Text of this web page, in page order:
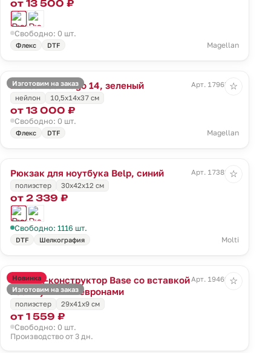
от 13 500 ₽
Свободно: 0 шт.
Флекс DTF Magellan
Изготовим на заказ
Рюкзак Santiago 14, зеленый
Арт. 17965.90
нейлон
10,5x14x37 см
от 13 000 ₽
Свободно: 0 шт.
Флекс DTF Magellan
☆
Рюкзак для ноутбука Belp, синий
Арт. 17382.40
полиэстер
30х42х12 см
от 2 339 ₽
Свободно: 1116 шт.
DTF Шелкография Molti
☆
Новинка
Изготовим на заказ
Рюкзак-конструктор Base со вставкой
из липучки и шевронами
Арт. 19469.00
полиэстер 29х41х9 см
от 1 559 ₽
Свободно: 0 шт.
Производство от 3 дн.
☆